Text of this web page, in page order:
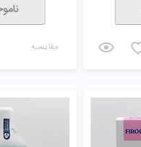
مقایسـه